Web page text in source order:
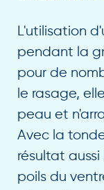
L'utilisation
pendant la
pour de
le rasage,
peau et
Avec la
résultat
poils du